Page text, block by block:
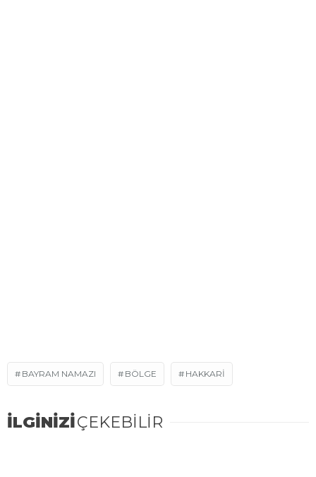
BAYRAM NAMAZI BÖLGE HAKKARI
İLGİNİZİÇEKEBİLİR